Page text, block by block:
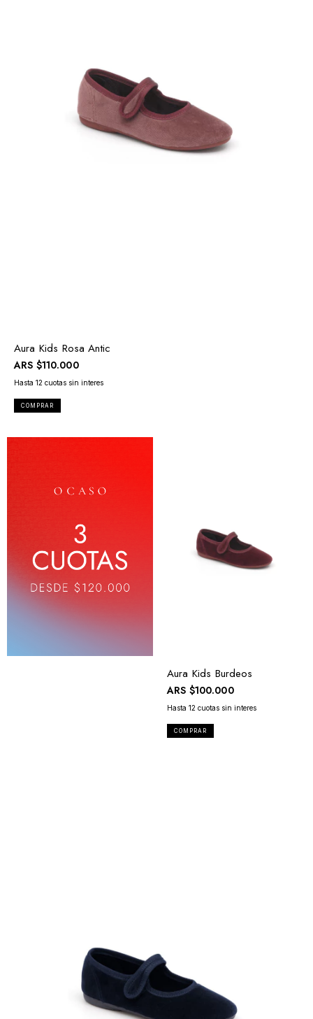
Aura Kids Rosa Antic
ARS $110.000
COMPRAR
Aura Kids Burdeos
ARS $100.000
COMPRAR